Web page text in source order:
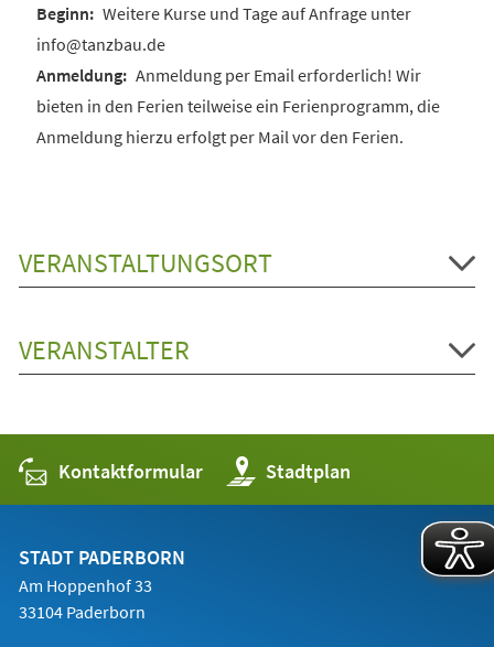
Weitere Kurse und Tage auf Anfrage unter
info@tanzbau.de
Anmeldung per Email erforderlich! Wir
bieten in den Ferien teilweise ein Ferienprogramm, die
Anmeldung hierzu erfolgt per Mail vor den Ferien.
VERANSTALTUNGSORT
VERANSTALTER
Kontaktformular Stadtplan
(Öffnet
in
einem
STADT PADERBORN
Am Hoppenhof 33
33104 Paderborn